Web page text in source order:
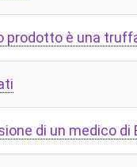
prodotto è una
di un medico di